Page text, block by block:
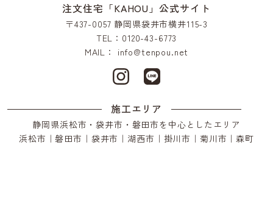
注文住宅「KAHOU」公式サイト
〒437-0057 静岡県袋井市横井115-3
TEL：0120-43-6773
MAIL： info@tenpou.net
施工エリア
静岡県浜松市・袋井市・磐田市を中心としたエリア
浜松市｜磐田市｜袋井市｜湖西市｜掛川市｜菊川市｜森町